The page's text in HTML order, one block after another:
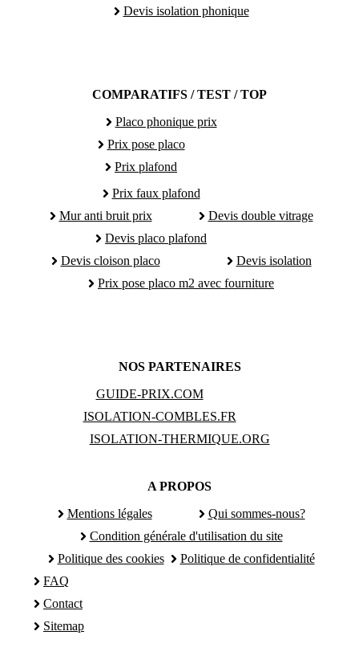
Devis isolation phonique
COMPARATIFS / TEST / TOP
Placo phonique prix
Prix pose placo
Prix plafond
Prix faux plafond
Mur anti bruit prix
Devis double vitrage
Devis placo plafond
Devis cloison placo
Devis isolation
Prix pose placo m2 avec fourniture
NOS PARTENAIRES
GUIDE-PRIX.COM
ISOLATION-COMBLES.FR
ISOLATION-THERMIQUE.ORG
A PROPOS
Mentions légales
Qui sommes-nous?
Condition générale d'utilisation du site
Politique des cookies
Politique de confidentialité
FAQ
Contact
Sitemap